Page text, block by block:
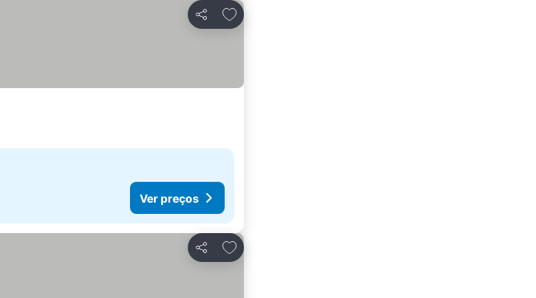
Partilhar
Adicionar aos favoritos
Ver preços
Partilhar
Adicionar aos favoritos